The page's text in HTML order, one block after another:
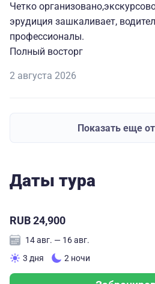
Четко
эрудиция зашкаливает,
профессионалы.
Полный восторг
2 августа 2026
Показать еще
Даты тура
RUB 24,900
14 авг. — 16 авг.
3 дня
2 ночи